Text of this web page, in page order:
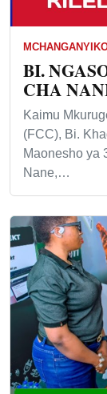
BI.
CHA
Kaimu
(FCC), Bi.
Maonesho ya
Nane,…